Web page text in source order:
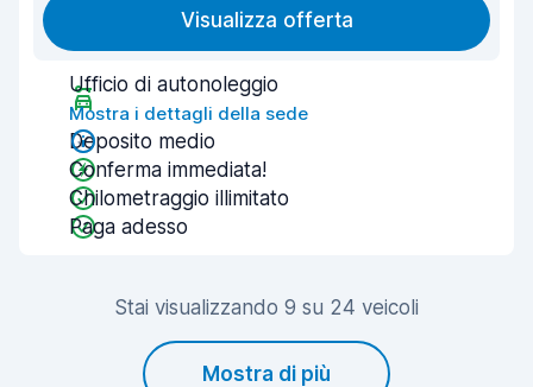
Visualizza offerta
Ufficio di autonoleggio
Mostra i dettagli della sede
Deposito medio
Conferma immediata!
Chilometraggio illimitato
Paga adesso
Stai visualizzando 9 su 24 veicoli
Mostra di più